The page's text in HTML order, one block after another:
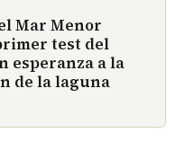
Mar Menor
test del
esperanza a la
de la laguna